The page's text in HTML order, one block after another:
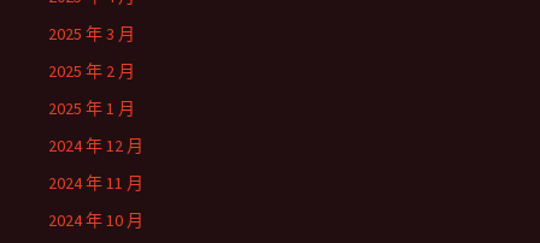
2025 年 3 月
2025 年 2 月
2025 年 1 月
2024 年 12 月
2024 年 11 月
2024 年 10 月